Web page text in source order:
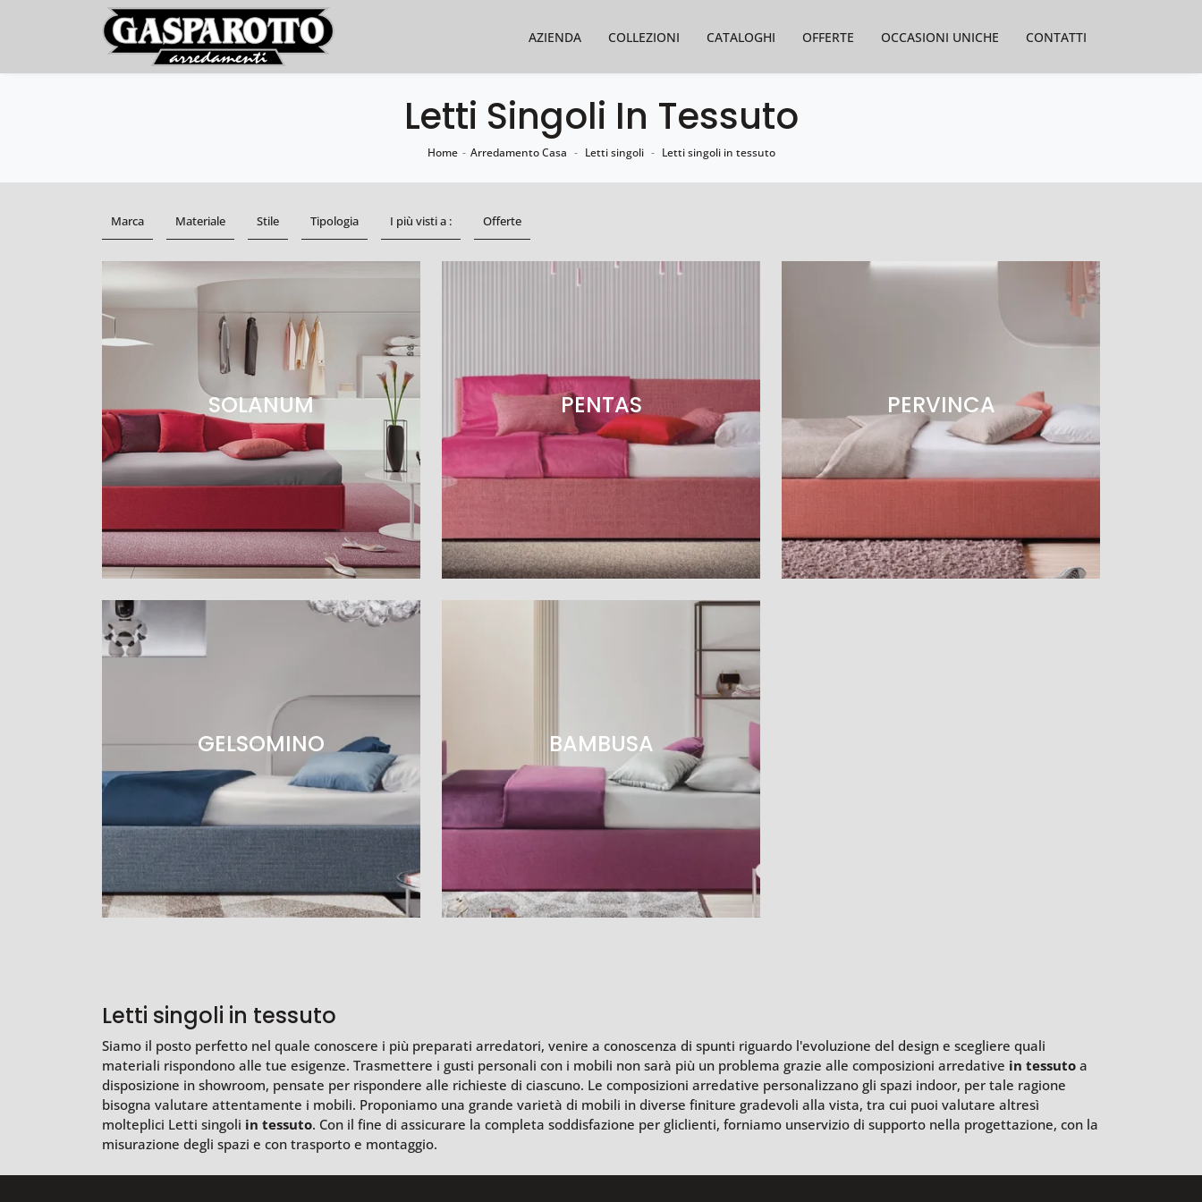
AZIENDA COLLEZIONI CATALOGHI OFFERTE OCCASIONI UNICHE CONTATTI
Letti Singoli In Tessuto
Home - Arredamento Casa - Letti singoli - Letti singoli in tessuto
Marca Materiale Stile Tipologia I più visti a : Offerte
SOLANUM PENTAS PERVINCA
GELSOMINO BAMBUSA
Letti singoli in tessuto
Siamo il posto perfetto nel quale conoscere i più preparati arredatori, venire a conoscenza di spunti riguardo l'evoluzione del design e scegliere quali
materiali rispondono alle tue esigenze. Trasmettere i gusti personali con i mobili non sarà più un problema grazie alle composizioni arredative in tessuto a
disposizione in showroom, pensate per rispondere alle richieste di ciascuno. Le composizioni arredative personalizzano gli spazi indoor, per tale ragione
bisogna valutare attentamente i mobili. Proponiamo una grande varietà di mobili in diverse finiture gradevoli alla vista, tra cui puoi valutare altresì
molteplici Letti singoli in tessuto. Con il fine di assicurare la completa soddisfazione per gliclienti, forniamo unservizio di supporto nella progettazione, con la
misurazione degli spazi e con trasporto e montaggio.